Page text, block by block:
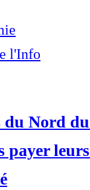
l'Info
du Nord
payer